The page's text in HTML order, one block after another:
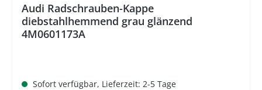
Audi Radschrauben-Kappe
diebstahlhemmend grau glänzend
4M0601173A
Sofort verfügbar, Lieferzeit: 2-5 Tage